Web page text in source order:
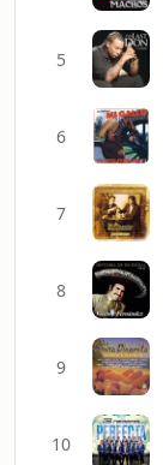
5
6
7
8
9
10